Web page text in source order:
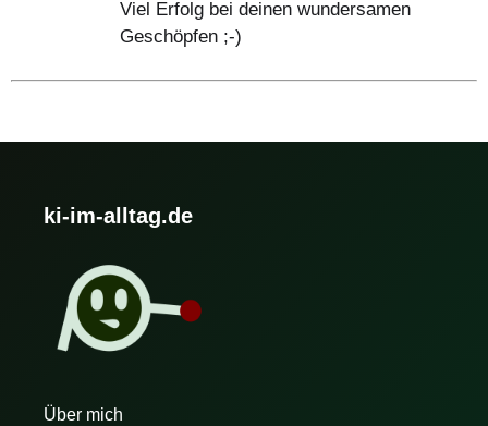
Viel Erfolg bei deinen wundersamen
Geschöpfen ;-)
ki-im-alltag.de
Über mich